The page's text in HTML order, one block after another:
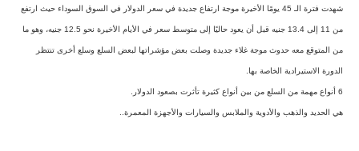
شهدت فترة الـ 45 يومًا الأخيرة موجة ارتفاع جديدة في سعر الدولار في السوق السوداء حيث ارتفع
من 11 إلى 13.4 جنيه قبل أن يعود حاليًا إلى متوسط سعر في الأيام الأخيرة نحو 12.5 جنيه، وهو ما
من المتوقع معه حدوث موجة غلاء جديدة وصلت بعض مؤشراتها لبعض السلع وسلع أخرى تنتظر
الدورة الاستيرادية الخاصة بها.
6 أنواع مهمة من السلع من بين أنواع كثيرة تأثرت بصعود الدولار.
هي الحديد والذهب والأدوية والملابس والسيارات والأجهزة المعمرة..